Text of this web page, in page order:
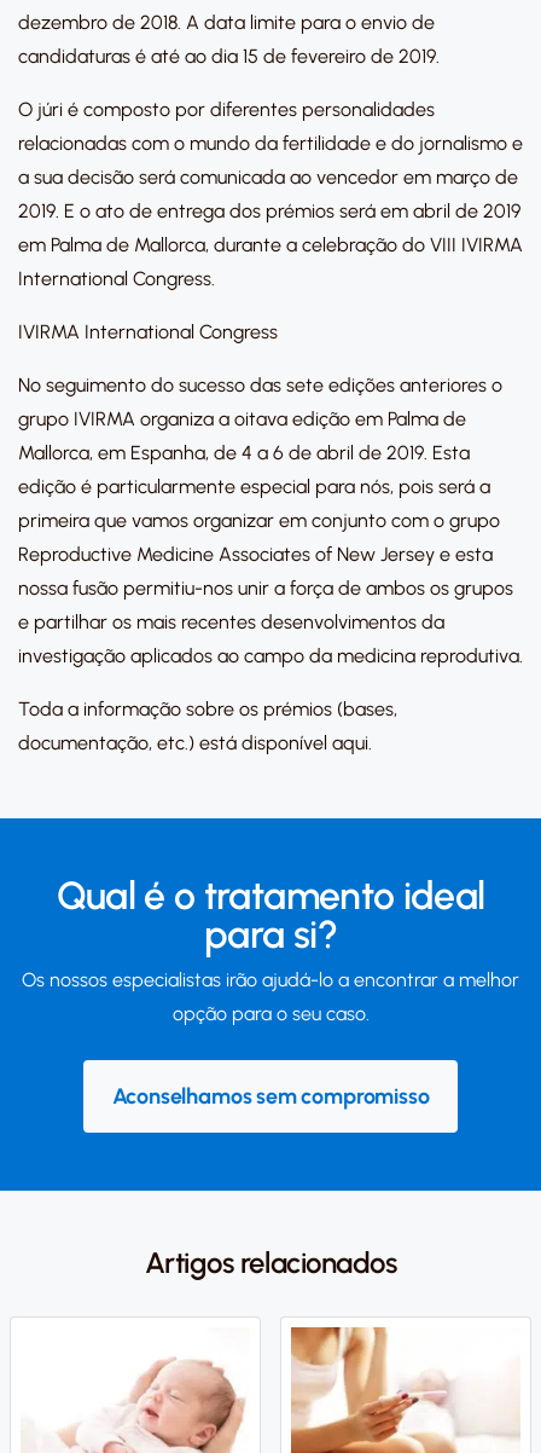
dezembro de 2018. A data limite para o envio de
candidaturas é até ao dia 15 de fevereiro de 2019.
O júri é composto por diferentes personalidades
relacionadas com o mundo da fertilidade e do jornalismo e
a sua decisão será comunicada ao vencedor em março de
2019. E o ato de entrega dos prémios será em abril de 2019
em Palma de Mallorca, durante a celebração do VIII IVIRMA
International Congress.
IVIRMA International Congress
No seguimento do sucesso das sete edições anteriores o
grupo IVIRMA organiza a oitava edição em Palma de
Mallorca, em Espanha, de 4 a 6 de abril de 2019. Esta
edição é particularmente especial para nós, pois será a
primeira que vamos organizar em conjunto com o grupo
Reproductive Medicine Associates of New Jersey e esta
nossa fusão permitiu-nos unir a força de ambos os grupos
e partilhar os mais recentes desenvolvimentos da
investigação aplicados ao campo da medicina reprodutiva.
Toda a informação sobre os prémios (bases,
documentação, etc.) está disponível aqui.
Qual é o tratamento ideal
para si?
Os nossos especialistas irão ajudá-lo a encontrar a melhor
opção para o seu caso.
Aconselhamos sem compromisso
Artigos relacionados